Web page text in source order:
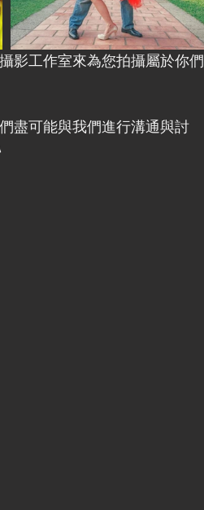
影工作室來為您拍攝屬於你們
盡可能與我們進行溝通與討